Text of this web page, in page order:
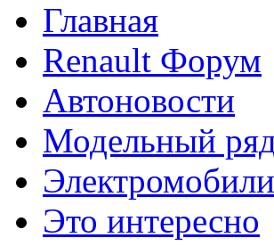
Главная
Renault Форум
Автоновости
Модельный
Это интересно